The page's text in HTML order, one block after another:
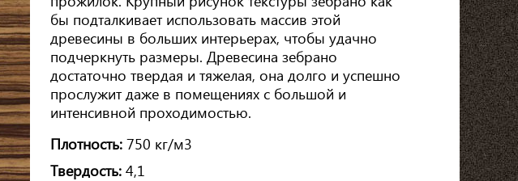
бы подталкивает использовать массив этой
древесины в больших интерьерах, чтобы удачно
подчеркнуть размеры. Древесина зебрано
достаточно твердая и тяжелая, она долго и успешно
прослужит даже в помещениях с большой и
интенсивной проходимостью.
Плотность: 750 кг/м3
Твердость: 4,1